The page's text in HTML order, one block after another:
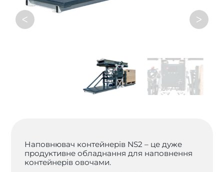
ᐳ
ᐸ
Наповнювач контейнерів NS2 – це дуже
продуктивне обладнання для наповнення
контейнерів овочами.